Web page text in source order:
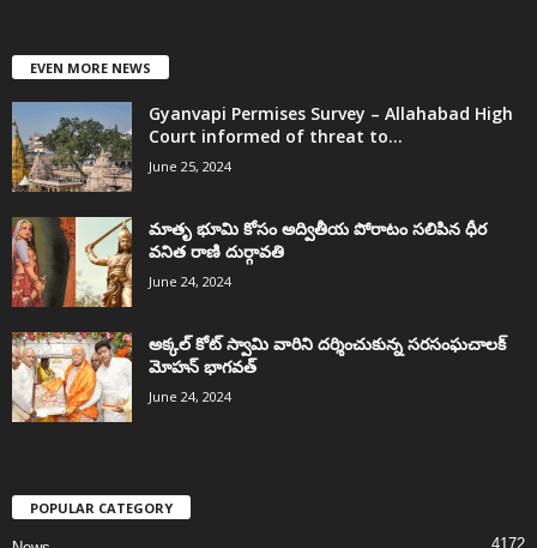
EVEN MORE NEWS
Gyanvapi Permises Survey – Allahabad High
Court informed of threat to...
June 25, 2024
మాతృ భూమి కోసం అద్వితీయ పోరాటం సలిపిన ధీర
వనిత రాణి దుర్గావతి
June 24, 2024
అక్కల్‌ కోట్‌ స్వామి వారిని దర్శించుకున్న సరసంఘచాలక్
మోహన్ భాగవత్
June 24, 2024
POPULAR CATEGORY
4172